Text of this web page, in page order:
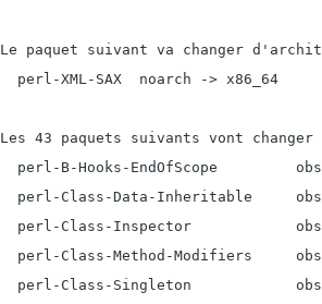
Le paquet suivant va changer
  perl-XML-SAX  noarch -> x86_64
Les 43 paquets suivants vont
perl-B-Hooks-EndOfScope
perl-Class-Data-Inheritable
perl-Class-Inspector
perl-Class-Method-Modifiers
perl-Class-Singleton